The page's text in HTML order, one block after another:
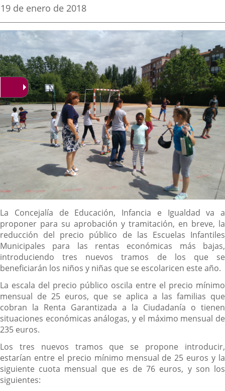
aplicación
externa.
aplicación
externa.
Fecha
la
noticia
19 de enero de 2018
Descripción
La Concejalía de Educación, Infancia e Igualdad va a
proponer para su aprobación y tramitación, en breve, la
reducción del precio público de las Escuelas Infantiles
Municipales para las rentas económicas más bajas,
introduciendo tres nuevos tramos de los que se
beneficiarán los niños y niñas que se escolaricen este año.
La escala del precio público oscila entre el precio mínimo
mensual de 25 euros, que se aplica a las familias que
cobran la Renta Garantizada a la Ciudadanía o tienen
situaciones económicas análogas, y el máximo mensual de
235 euros.
Los tres nuevos tramos que se propone introducir,
estarían entre el precio mínimo mensual de 25 euros y la
siguiente cuota mensual que es de 76 euros, y son los
siguientes: